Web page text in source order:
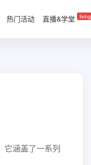
热门活动 直播&学堂 living
它涵盖了一系列